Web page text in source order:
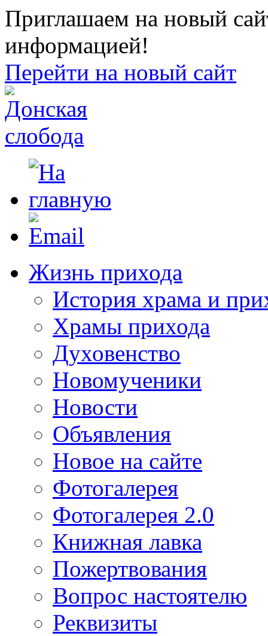
Приглашаем на новый
информацией!
Перейти на новый сайт
Жизнь прихода
История храма и
Храмы прихода
Духовенство
Новомученики
Новости
Объявления
Новое на сайте
Фотогалерея
Фотогалерея 2.0
Книжная лавка
Пожертвования
Вопрос настоятелю
Реквизиты